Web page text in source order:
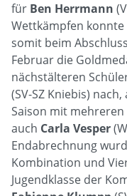
für Ben Herrmann
Wettkämpfen
somit beim
Februar die
nächstälteren
(SV-SZ Kniebis)
Saison mit mehreren
auch Carla Vesper
Endabrechnung
Kombination und
Jugendklasse der